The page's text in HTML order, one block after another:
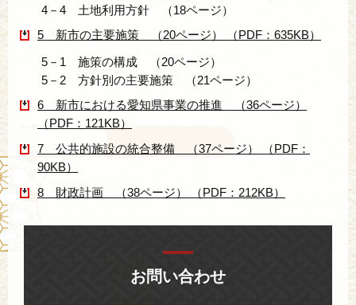
4－4 土地利用方針 （18ページ）
5 新市の主要施策 （20ページ） （PDF：635KB）
5－1 施策の構成 （20ページ）
5－2 方針別の主要施策 （21ページ）
6 新市における愛知県事業の推進 （36ページ）
（PDF：121KB）
7 公共的施設の統合整備 （37ページ） （PDF：
90KB）
8 財政計画 （38ページ） （PDF：212KB）
お問い合わせ